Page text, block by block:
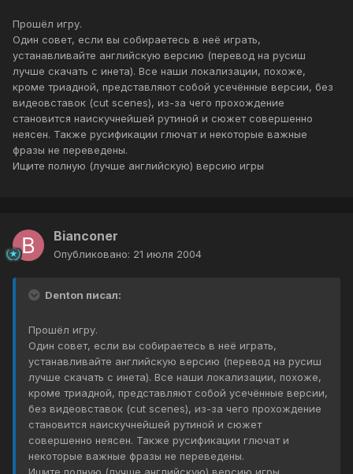
Прошёл игру.
Один совет, если вы собираетесь в неё играть,
устанавливайте английскую версию (перевод на русиш
лучше скачать с инета). Все наши локализации, похоже,
кроме триадной, представляют собой усечённые версии, без
видеовставок (cut scenes), из-за чего прохождение
становится наискучнейшей рутиной и сюжет совершенно
неясен. Также русификации глючат и некоторые важные
фразы не переведены.
Ищите полную (лучше английскую) версию игры
Bianconer
Опубликовано: 21 июля 2004
Denton писал:
Прошёл игру.
Один совет, если вы собираетесь в неё играть,
устанавливайте английскую версию (перевод на русиш
лучше скачать с инета). Все наши локализации, похоже,
кроме триадной, представляют собой усечённые версии,
без видеовставок (cut scenes), из-за чего прохождение
становится наискучнейшей рутиной и сюжет
совершенно неясен. Также русификации глючат и
некоторые важные фразы не переведены.